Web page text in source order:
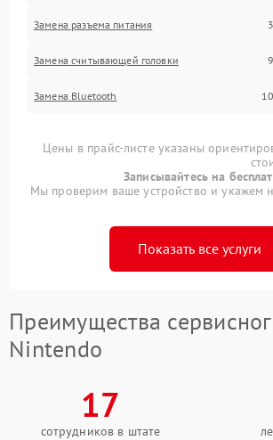
Замена разъема питания
Замена считывающей головки
Замена Bluetooth
Цены в прайс-листе указаны
Записывайтесь на
Мы проверим ваше устройство и укажем
Показать все услуги
Преимущества
Nintendo
17
сотрудников в штате